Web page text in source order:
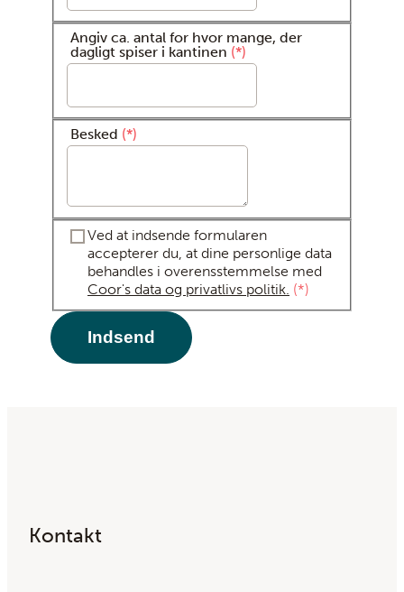
Angiv ca. antal for hvor mange, der
dagligt spiser i kantinen *
Besked *
Ved at indsende formularen
accepterer du, at dine personlige data
behandles i overensstemmelse med
Coor's data og privatlivs politik. *
Kontakt